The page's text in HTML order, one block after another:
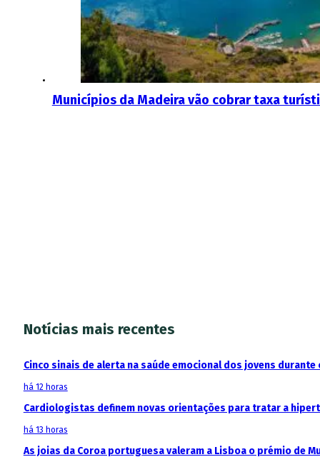
Municípios da Madeira vão cobrar taxa
Notícias mais recentes
Cinco sinais de alerta na saúde emocional dos jovens durante
há 12 horas
Cardiologistas definem novas orientações para tratar a
há 13 horas
As joias da Coroa portuguesa valeram a Lisboa o prémio de